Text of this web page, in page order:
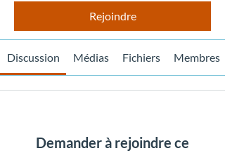
Rejoindre
Discussion Médias Fichiers Membres
Demander à rejoindre ce